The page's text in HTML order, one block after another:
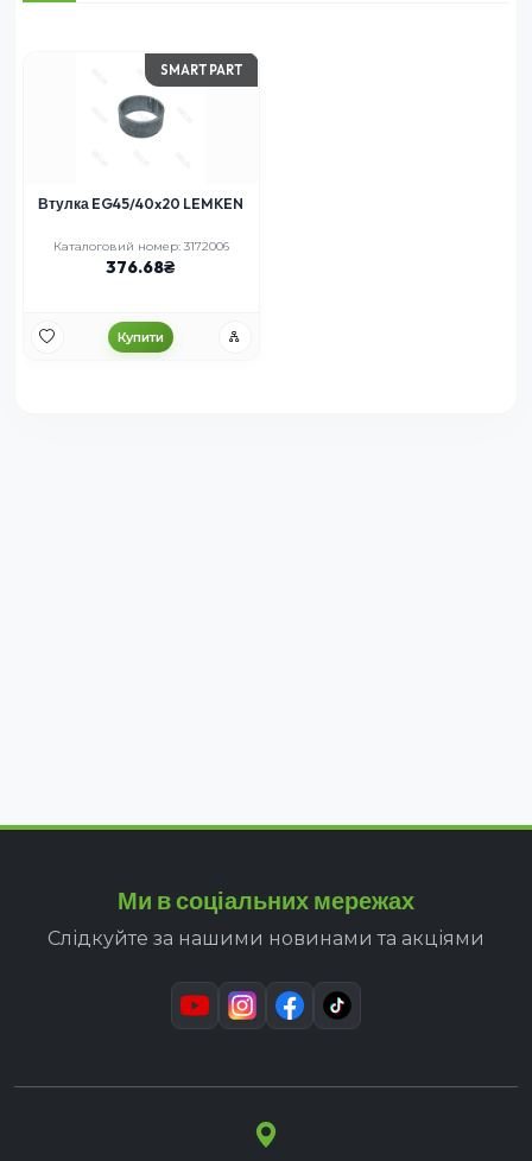
SMART PART
Втулка EG45/40x20 LEMKEN
Каталоговий номер: 3172006
376.68
Купити
Ми в соціальних мережах
Слідкуйте за нашими новинами та акціями